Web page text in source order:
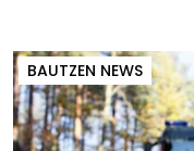
BAUTZEN NEWS